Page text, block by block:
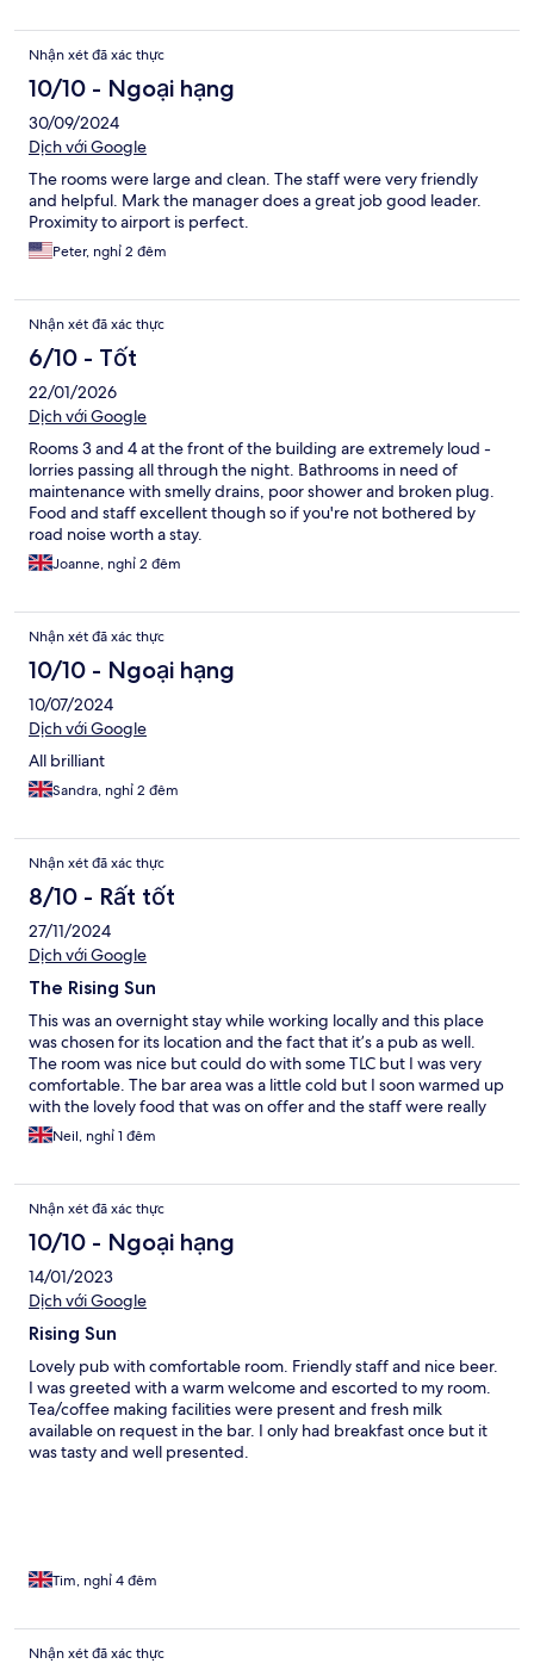
Nhận xét đã xác thực
10/10 - Ngoại hạng
30/09/2024
Dịch với Google
The rooms were large and clean. The staff were very friendly
and helpful. Mark the manager does a great job good leader.
Proximity to airport is perfect.
Peter, nghỉ 2 đêm
Nhận xét đã xác thực
6/10 - Tốt
22/01/2026
Dịch với Google
Rooms 3 and 4 at the front of the building are extremely loud -
lorries passing all through the night. Bathrooms in need of
maintenance with smelly drains, poor shower and broken plug.
Food and staff excellent though so if you're not bothered by
road noise worth a stay.
Joanne, nghỉ 2 đêm
Nhận xét đã xác thực
10/10 - Ngoại hạng
10/07/2024
Dịch với Google
All brilliant
Sandra, nghỉ 2 đêm
Nhận xét đã xác thực
8/10 - Rất tốt
27/11/2024
Dịch với Google
The Rising Sun
This was an overnight stay while working locally and this place
was chosen for its location and the fact that it’s a pub as well.
The room was nice but could do with some TLC but I was very
comfortable. The bar area was a little cold but I soon warmed up
with the lovely food that was on offer and the staff were really
friendly and helpful which is why I would recommend this place
to others thinking of staying here.
Neil, nghỉ 1 đêm
Nhận xét đã xác thực
10/10 - Ngoại hạng
14/01/2023
Dịch với Google
Rising Sun
Lovely pub with comfortable room. Friendly staff and nice beer.
I was greeted with a warm welcome and escorted to my room.
Tea/coffee making facilities were present and fresh milk
available on request in the bar. I only had breakfast once but it
was tasty and well presented.
Tim, nghỉ 4 đêm
Nhận xét đã xác thực